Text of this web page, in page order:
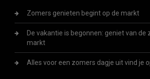
Zomers genieten begint op de markt
De vakantie is begonnen: geniet van de
markt
Alles voor een zomers dagje uit vind je